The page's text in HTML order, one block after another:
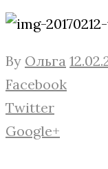
By Ольга
Facebook
Twitter
Google+